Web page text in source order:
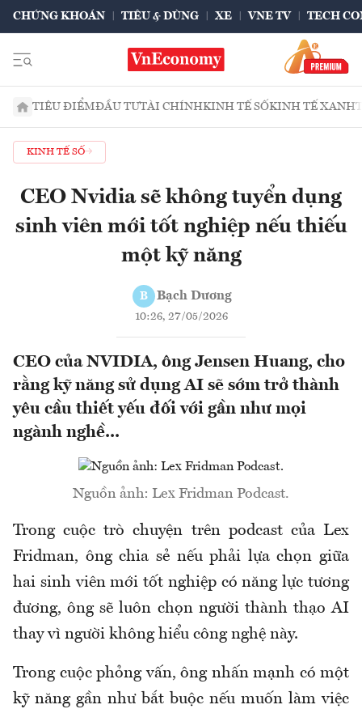
CHỨNG KHOÁN TIÊU & DÙNG XE VNE TV TECH
TIÊU ĐIỂMĐẦU TƯTÀI CHÍNHKINH TẾ SỐKINH TẾ XANH
KINH TẾ SỐ
CEO Nvidia sẽ không tuyển dụng
sinh viên mới tốt nghiệp nếu thiếu
một kỹ năng
B Bạch Dương
10:26, 27/05/2026
CEO của NVIDIA, ông Jensen Huang, cho
rằng kỹ năng sử dụng AI sẽ sớm trở thành
yêu cầu thiết yếu đối với gần như mọi
ngành nghề...
Nguồn ảnh: Lex Fridman Podcast.
Trong cuộc trò chuyện trên podcast của Lex
Fridman, ông chia sẻ nếu phải lựa chọn giữa
hai sinh viên mới tốt nghiệp có năng lực tương
đương, ông sẽ luôn chọn người thành thạo AI
thay vì người không hiểu công nghệ này.
Trong cuộc phỏng vấn, ông nhấn mạnh có một
kỹ năng gần như bắt buộc nếu muốn làm việc